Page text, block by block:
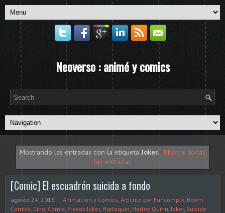
Neoverso : animé y comics
Mostrando las entradas con la etiquetaJoker. Mostrar todas
las entradas
[Comic] El escuadrón suicida a fondo
agosto 24, 2016 Animacion y Comics Articulo por Fancomplx Boom
Comics Cine Comic Frases Joker, Harlequin Harley Quinn Joker, Suicide